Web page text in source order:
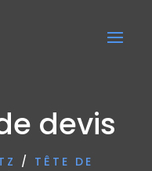
devis
/ TÊTE DE